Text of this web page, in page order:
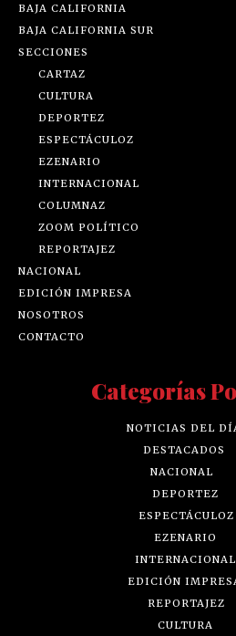
BAJA CALIFORNIA
BAJA CALIFORNIA SUR
SECCIONES
CARTAZ
CULTURA
DEPORTEZ
ESPECTÁCULOZ
EZENARIO
INTERNACIONAL
COLUMNAZ
ZOOM POLÍTICO
REPORTAJEZ
NACIONAL
EDICIÓN IMPRESA
NOSOTROS
CONTACTO
Categorías
NOTICIAS DEL
DESTACADOS
NACIONAL
DEPORTEZ
ESPECTÁCULOZ
EZENARIO
INTERNACIONAL
EDICIÓN
REPORTAJEZ
CULTURA